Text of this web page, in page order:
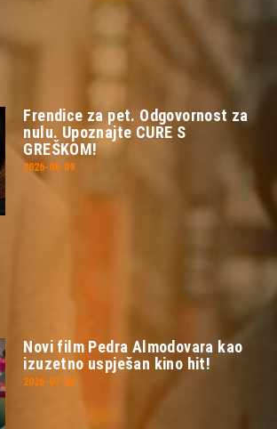
Frendice za pet. Odgovornost za
nulu. Upoznajte CURE S
GREŠKOM!
2026-08-09
Novi film Pedra Almodovara kao
izuzetno uspješan kino hit!
2026-07-26